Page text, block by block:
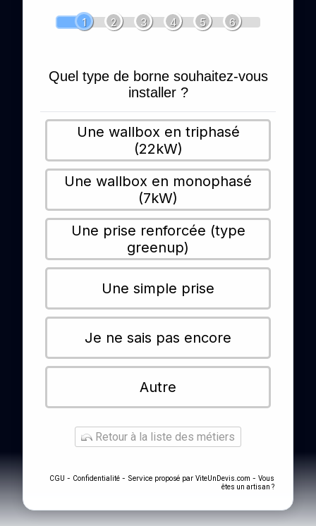
1 2 3 4 5 6
Quel type de borne souhaitez-vous
installer ?
Une wallbox en triphasé
(22kW)
Une wallbox en monophasé
(7kW)
Une prise renforcée (type
greenup)
Une simple prise
Je ne sais pas encore
Autre
Retour à la liste des métiers
CGU - Confidentialité - Service proposé par ViteUnDevis.com - Vous
êtes un artisan ?